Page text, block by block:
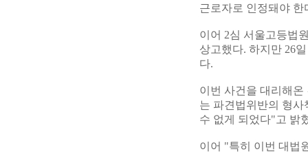
근로자로 인정돼야
이어 2심 서울고등법
상고했다. 하지만 26
다.
이번 사건을 대리해
는 파견법위반의 형
수 없게 되었다"고 밝
이어 "특히 이번 대법